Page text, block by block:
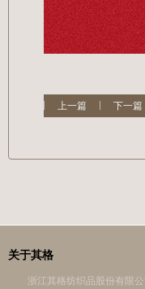
上一篇 下一篇
关于其格
浙江其格纺织品股份有限